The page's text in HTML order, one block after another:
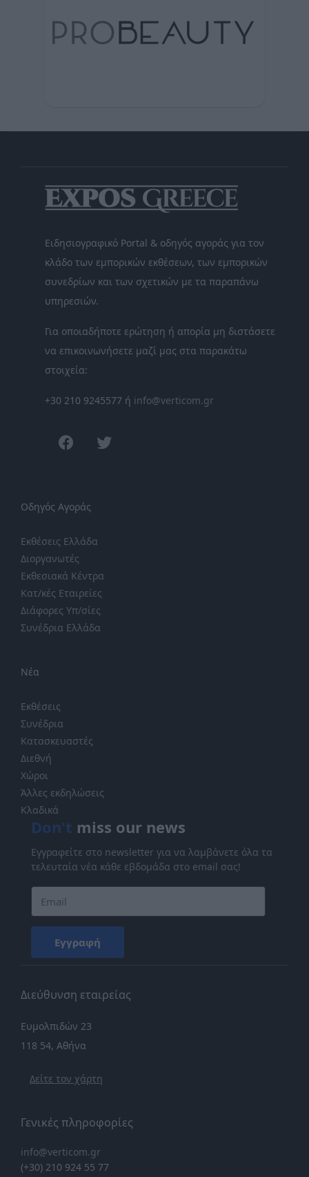
Ειδησιογραφικό Portal & οδηγός αγοράς για τον
κλάδο των εμπορικών εκθέσεων, των εμπορικών
συνεδρίων και των σχετικών με τα παραπάνω
υπηρεσιών.
Για οποιαδήποτε ερώτηση ή απορία μη διστάσετε
να επικοινωνήσετε μαζί μας στα παρακάτω
στοιχεία:
+30 210 9245577 ή info@verticom.gr
facebook
Οδηγός Αγοράς
Εκθέσεις Ελλάδα
Διοργανωτές
Εκθεσιακά Κέντρα
Κατ/κές Εταιρείες
Διάφορες Υπ/σίες
Συνέδρια Ελλάδα
Νέα
Εκθέσεις
Συνέδρια
Κατασκευαστές
Διεθνή
Χώροι
Άλλες εκδηλώσεις
Κλαδικά
Don't miss our news
Εγγραφείτε στο newsletter για να λαμβάνετε όλα τα
τελευταία νέα κάθε εβδομάδα στο email σας!
Εγγραφή
Διεύθυνση εταιρείας
Ευμολπιδών 23
118 54, Αθήνα
Δείτε τον χάρτη
Γενικές πληροφορίες
info@verticom.gr
(+30) 210 924 55 77